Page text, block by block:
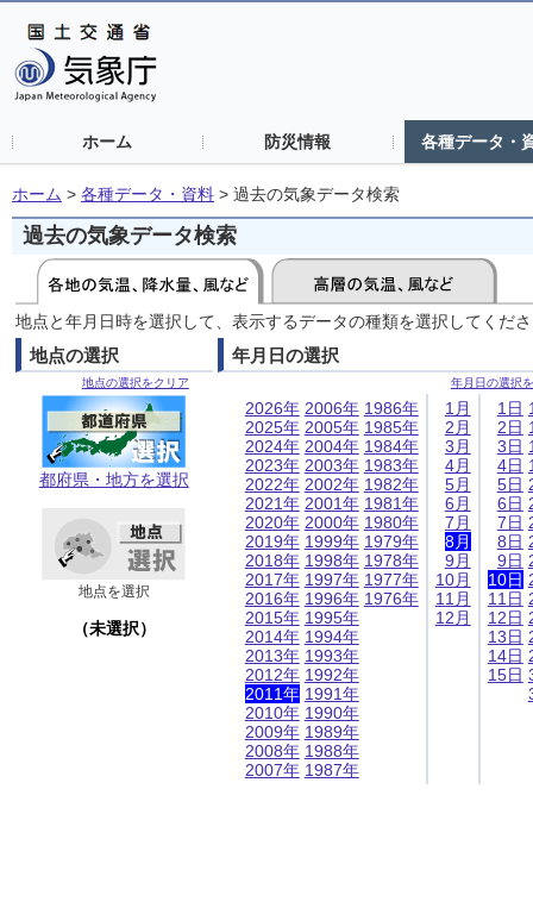
ホーム 防災情報 各種データ・
ホーム > 各種データ・資料 > 過去の気象データ検索
過去の気象データ検索
地点と年月日時を選択して、表示するデータの種類を選択してくだ
地点の選択
地点の選択をクリア
都府県・地方を選択
地点を選択
（未選択）
年月日の選択
年月日の選択
2026年
2025年
2024年
2023年
2022年
2021年
2020年
2019年
2018年
2017年
2016年
2015年
2014年
2013年
2012年
2011年
2010年
2009年
2008年
2007年
2006年
2005年
2004年
2003年
2002年
2001年
2000年
1999年
1998年
1997年
1996年
1995年
1994年
1993年
1992年
1991年
1990年
1989年
1988年
1987年
1986年
1985年
1984年
1983年
1982年
1981年
1980年
1979年
1978年
1977年
1976年
1月
2月
3月
4月
5月
6月
7月
8月
9月
10月
11月
12月
1日
2日
3日
4日
5日
6日
7日
8日
9日
10日
11日
12日
13日
14日
15日